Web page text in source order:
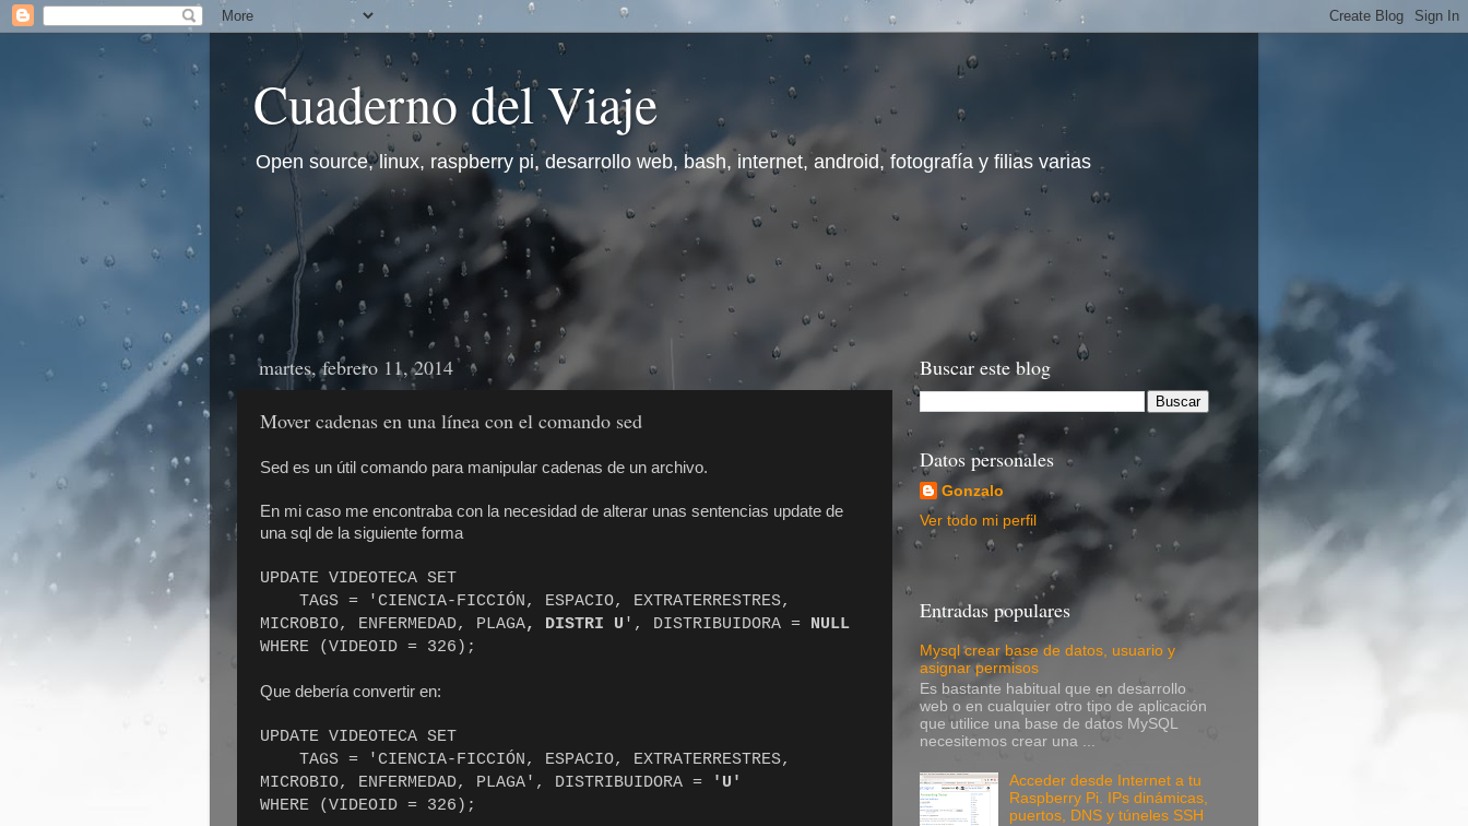
Cuaderno del Viaje
Open source, linux, raspberry pi, desarrollo web, bash, internet, android, fotografía y filias varias
martes, febrero 11, 2014
Mover cadenas en una línea con el comando sed
Sed es un útil comando para manipular cadenas de un archivo.
En mi caso me encontraba con la necesidad de alterar unas sentencias update de
una sql de la siguiente forma
UPDATE VIDEOTECA SET
TAGS = 'CIENCIA-FICCIÓN, ESPACIO, EXTRATERRESTRES,
MICROBIO, ENFERMEDAD, PLAGA, DISTRI U ', DISTRIBUIDORA = NULL
WHERE (VIDEOID = 326);
Que debería convertir en:
UPDATE VIDEOTECA SET
TAGS = 'CIENCIA-FICCIÓN, ESPACIO, EXTRATERRESTRES,
MICROBIO, ENFERMEDAD, PLAGA', DISTRIBUIDORA = 'U'
WHERE (VIDEOID = 326);
Buscar este blog
Datos personales
Gonzalo
Ver todo mi perfil
Entradas populares
Mysql crear base de datos, usuario y
asignar permisos
Es bastante habitual que en desarrollo
web o en cualquier otro tipo de aplicación
que utilice una base de datos MySQL
necesitemos crear una ...
Acceder desde Internet a tu
Raspberry Pi. IPs dinámicas,
puertos, DNS y túneles SSH